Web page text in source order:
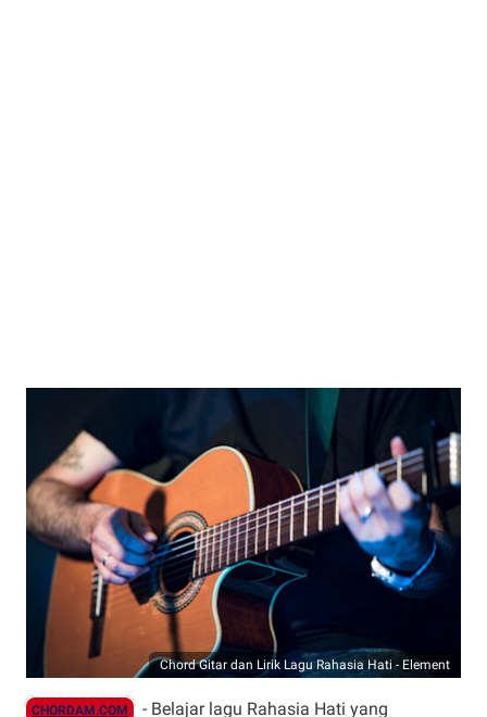
Chord Gitar dan Lirik Lagu Rahasia Hati - Element
CHORDAM.COM
- Belajar lagu Rahasia Hati yang